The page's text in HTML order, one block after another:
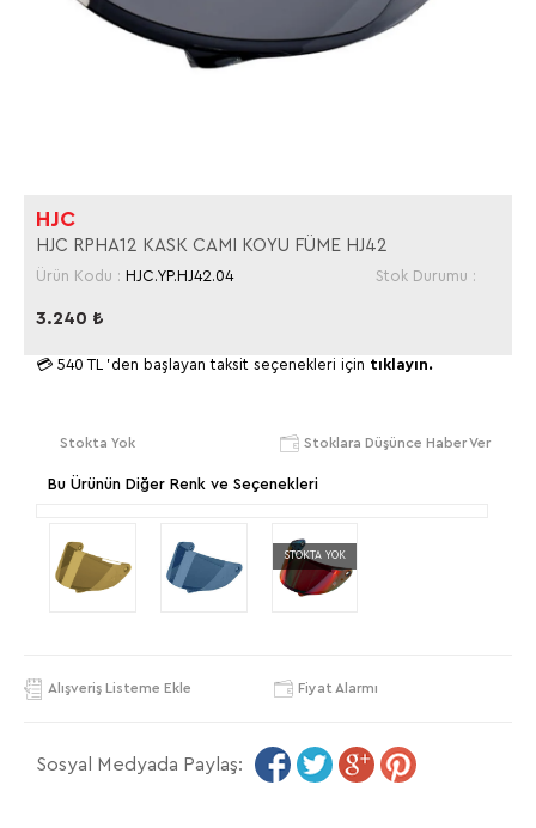
HJC
HJC RPHA12 KASK CAMI KOYU FÜME HJ42
Ürün Kodu : HJC.YP.HJ42.04 Stok Durumu :
3.240 ₺
💳 540 TL 'den başlayan taksit seçenekleri için tıklayın.
Stokta Yok Stoklara Düşünce Haber Ver
Bu Ürünün Diğer Renk ve Seçenekleri
STOKTA YOK
Alışveriş Listeme Ekle Fiyat Alarmı
Sosyal Medyada Paylaş: